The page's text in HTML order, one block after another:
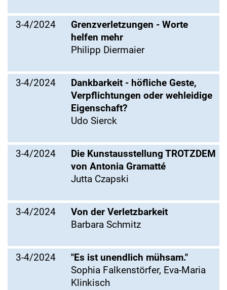
3-4/2024
Grenzverletzungen - Worte
helfen mehr
Philipp Diermaier
3-4/2024
Dankbarkeit - höfliche Geste,
Verpflichtungen oder wehleidige
Eigenschaft?
Udo Sierck
3-4/2024
Die Kunstausstellung TROTZDEM
von Antonia Gramatté
Jutta Czapski
3-4/2024
Von der Verletzbarkeit
Barbara Schmitz
3-4/2024
"Es ist unendlich mühsam."
Sophia Falkenstörfer, Eva-Maria
Klinkisch